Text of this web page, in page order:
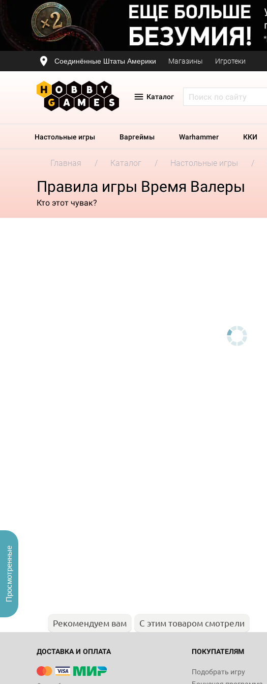
Соединённые Штаты Америки Магазины Игротеки
Каталог
Настольные игры Варгеймы Warhammer ККИ
Главная Каталог Настольные игры
Правила игры Время Валеры
Кто этот чувак?
Рекомендуем вам С этим товаром смотрели
ДОСТАВКА И ОПЛАТА ПОКУПАТЕЛЯМ
Подобрать игру
Просмотренные